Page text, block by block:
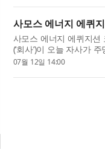
사모스 에너지 에퀴
사모스 에너지 에퀴지
(‘회사’)이 오늘 자사가
공개(‘IPO’)의 가격 결정
07월 12일 14:00